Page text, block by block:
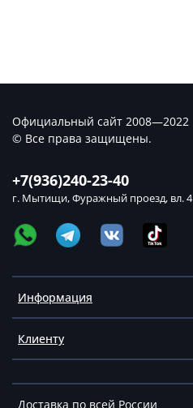
Информация
Клиенту
Доставка по всей России
+7(936)240-23-40
г. Мытищи, Фуражный проезд, вл. 4
Официальный сайт 2008—2022
© Все права защищены.